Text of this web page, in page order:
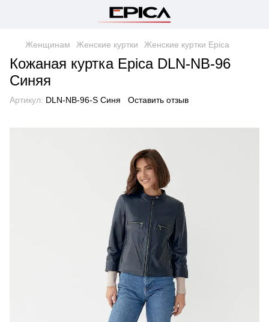
Женщинам Женские куртки Женские куртки Epica
Кожаная куртка Epica DLN-NB-96
Синяя
Артикул: DLN-NB-96-S Синя Оставить отзыв